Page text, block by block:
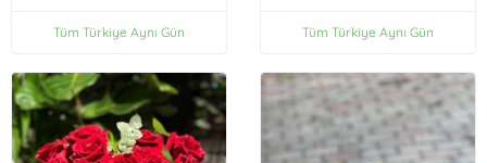
Tüm Türkiye Aynı Gün Tüm Türkiye Aynı Gün